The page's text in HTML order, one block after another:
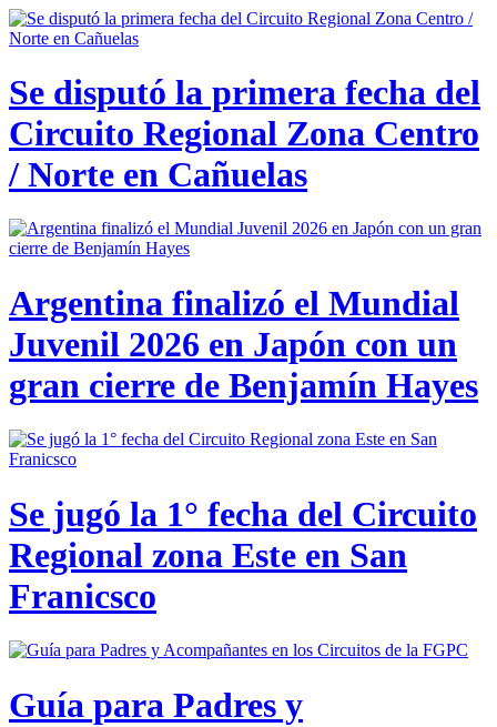
Se disputó la primera fecha del
Circuito Regional Zona Centro
/ Norte en Cañuelas
Argentina finalizó el Mundial
Juvenil 2026 en Japón con un
gran cierre de Benjamín Hayes
Se jugó la 1° fecha del Circuito
Regional zona Este en San
Franicsco
Guía para Padres y